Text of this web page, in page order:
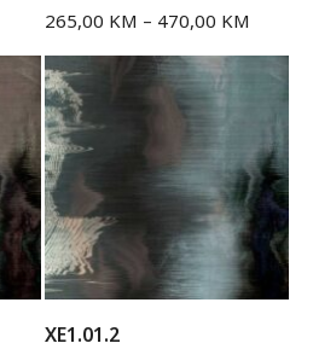
265,00 KM – 470,00 KM
XE1.01.2